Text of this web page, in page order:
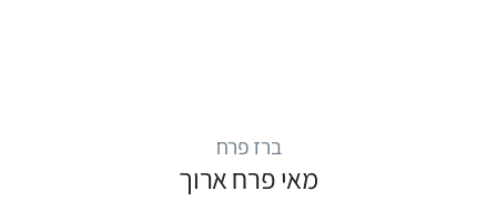
ברז פרח
מאי פרח ארוך